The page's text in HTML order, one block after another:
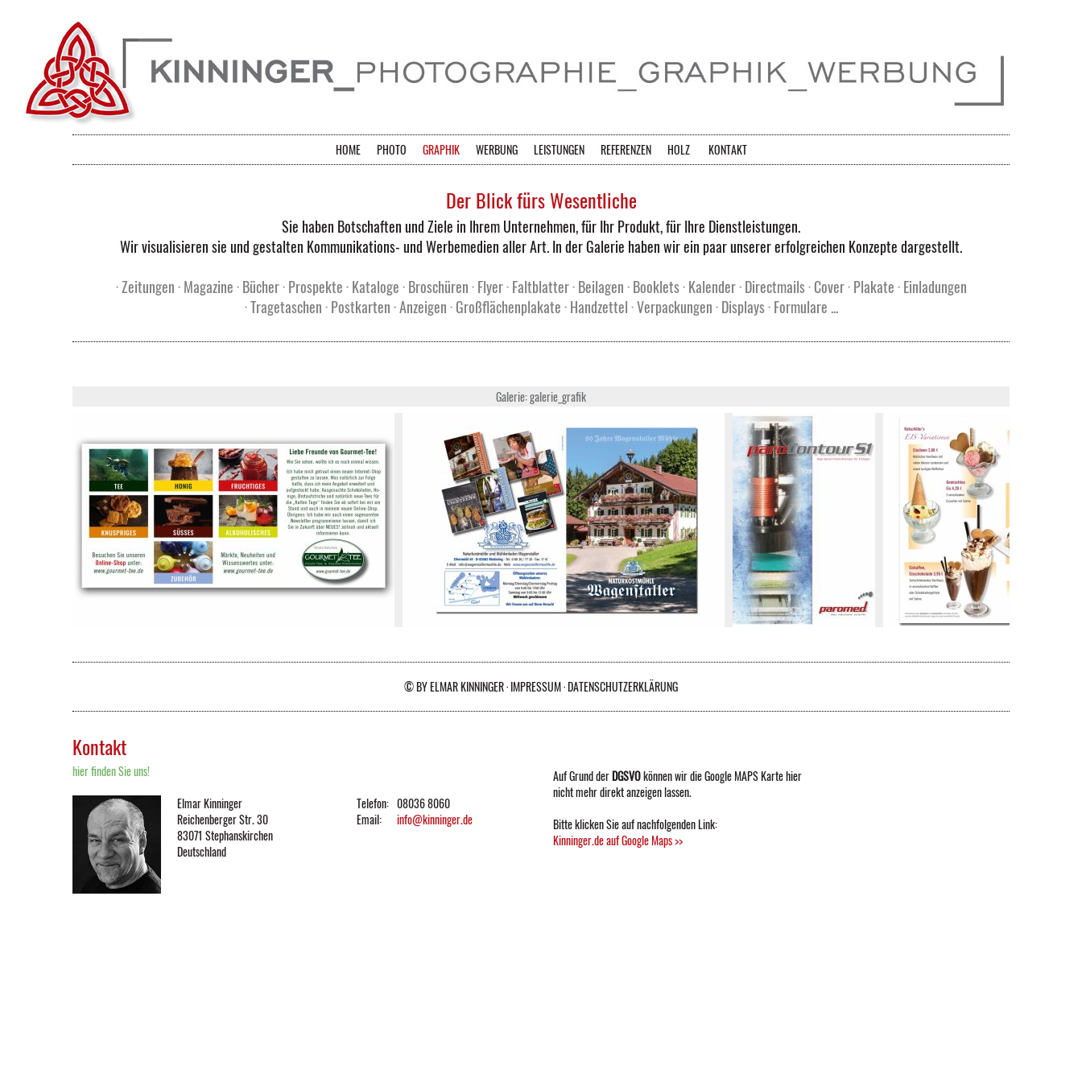
HOME PHOTO GRAPHIK WERBUNG LEISTUNGEN REFERENZEN HOLZ KONTAKT
Der Blick fürs Wesentliche
Sie haben Botschaften und Ziele in Ihrem Unternehmen, für Ihr Produkt, für Ihre Dienstleistungen.
Wir visualisieren sie und gestalten Kommunikations- und Werbemedien aller Art. In der Galerie haben wir ein paar unserer erfolgreichen Konzepte dargestellt.
· Zeitungen · Magazine · Bücher · Prospekte · Kataloge · Broschüren · Flyer · Faltblatter · Beilagen · Booklets · Kalender · Directmails · Cover · Plakate · Einladungen
· Tragetaschen · Postkarten · Anzeigen · Großflächenplakate · Handzettel · Verpackungen · Displays · Formulare ...
Galerie: galerie_grafik
© BY ELMAR KINNINGER ·IMPRESSUM·DATENSCHUTZERKLÄRUNG
Kontakt
hier finden Sie uns!
Elmar Kinninger
Reichenberger Str. 30
83071 Stephanskirchen
Deutschland
Telefon:
Email:
08036 8060
info@kinninger.de
Auf Grund derDGSVOkönnen wir die Google MAPS Karte hier
nicht mehr direkt anzeigen lassen.
Bitte klicken Sie auf nachfolgenden Link:
Kinninger.de auf Google Maps >>